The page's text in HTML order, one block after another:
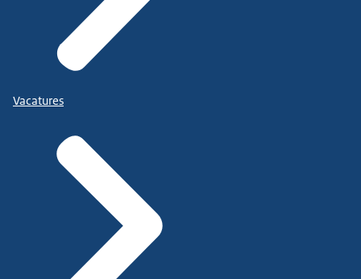
Vacatures